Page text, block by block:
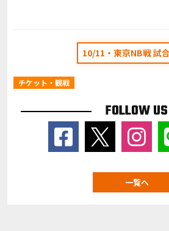
10/11・東京NB戦 試
チケット・観戦
FOLLOW US
一覧へ